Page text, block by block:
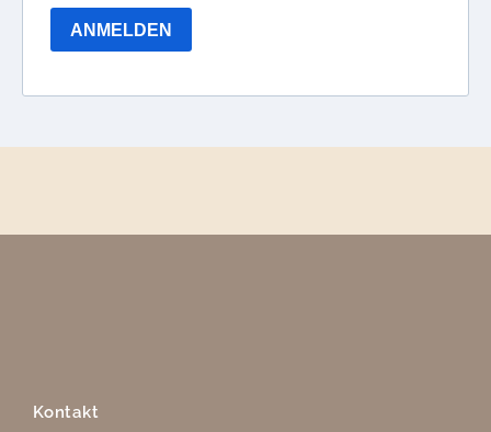
Kontakt